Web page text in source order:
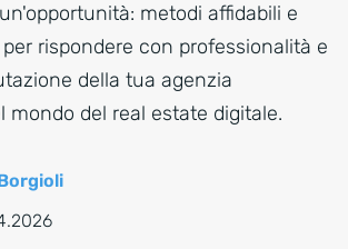
metodi affidabili e
rispondere con professionalità e
della tua agenzia
mondo del real estate digitale.